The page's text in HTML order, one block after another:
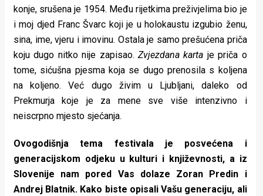
konje, srušena je 1954. Među rijetkima preživjelima bio je
i moj djed Franc Švarc koji je u holokaustu izgubio ženu,
sina, ime, vjeru i imovinu. Ostala je samo prešućena priča
koju dugo nitko nije zapisao.Zvjezdana karta je priča o
tome, sićušna pjesma koja se dugo prenosila s koljena
na koljeno. Već dugo živim u Ljubljani, daleko od
Prekmurja koje je za mene sve više intenzivno i
neiscrpno mjesto sjećanja.
Ovogodišnja tema festivala je posvećena i
generacijskom odjeku u kulturi i književnosti, a iz
Slovenije nam pored Vas dolaze Zoran Predin i
Andrej Blatnik. Kako biste opisali Vašu generaciju, ali